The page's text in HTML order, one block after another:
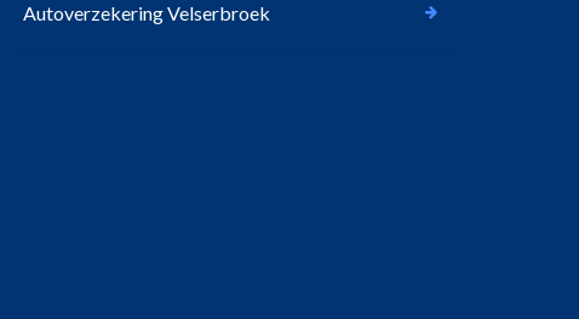
Autoverzekering Velserbroek